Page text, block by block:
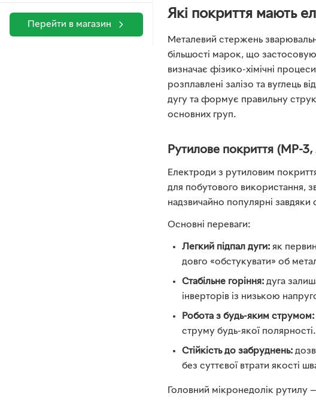
Перейти в магазин
Які покриття мають
Металевий стержень
більшості марок, що
визначає фізико-хімічні
розплавлені залізо та вуглець
дугу та формує правильну
основних груп.
Рутилове покриття (МР-
Електроди з рутиловим
для побутового використання,
надзвичайно популярні завдяки
Основні переваги:
Легкий підпал дуги: як
довго «обстукувати» об
Стабільне горіння: дуга
інверторів із низькою
Робота з будь-яким струмом:
струму будь-якої полярності.
Стійкість до забруднень:
без суттєвої втрати якості
Головний мікронедолік рутилу